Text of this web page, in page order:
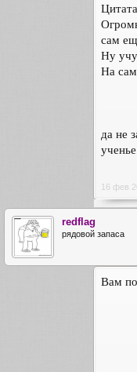
сам
Ну
На
да не
16 фев
redflag
рядовой запаса
Вам